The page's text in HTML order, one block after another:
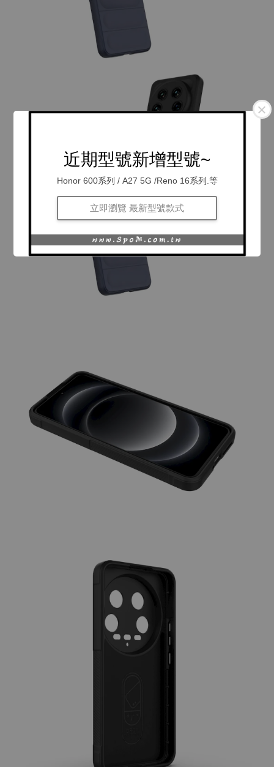
近期型號新增型號~
Honor 600系列 / A27 5G /Reno 16系列.等
立即瀏覽 最新型號款式